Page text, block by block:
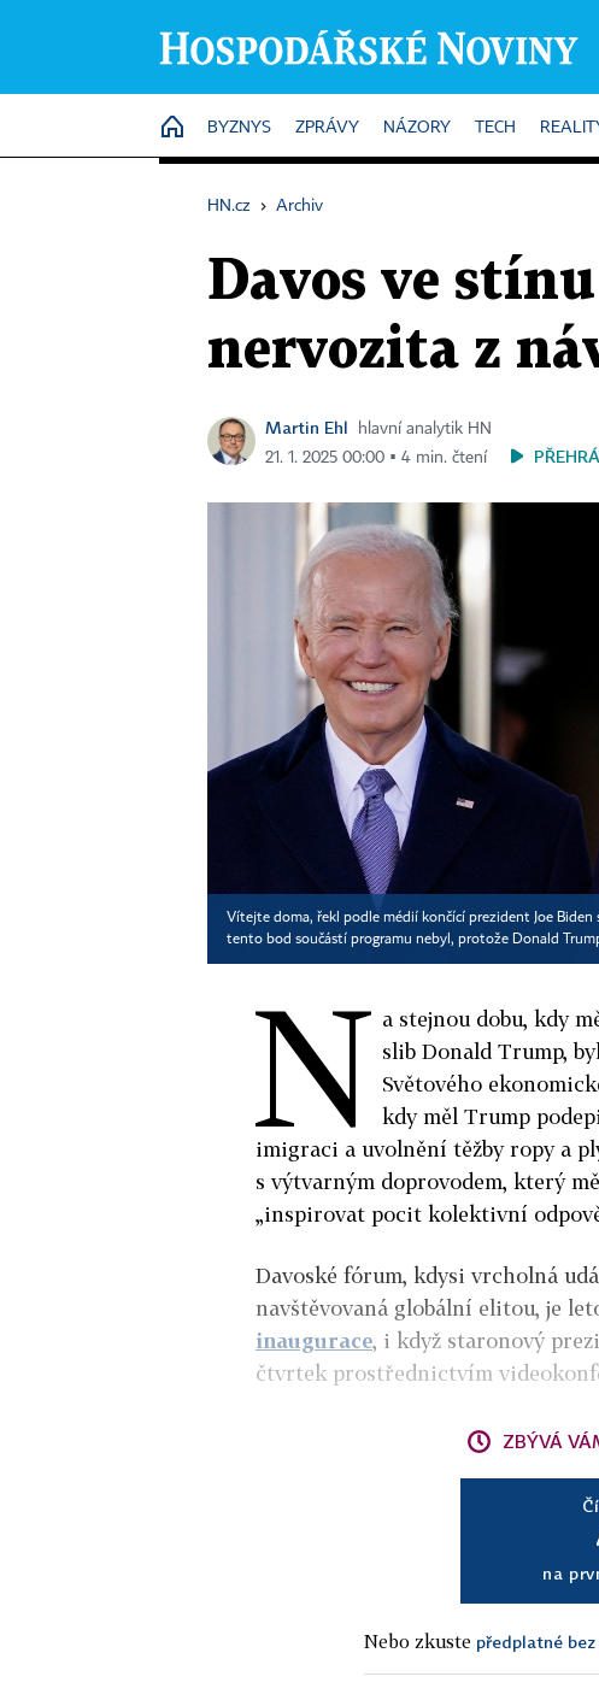
HOME
BYZNYS ZPRÁVY NÁZORY TECH
HN.cz › Archiv
Davos ve
nervozita z
Martin Ehl
hlavní analytik HN
21. 1. 2025 00:00 ▪ 4 min. čtení
Vítejte doma, řekl podle médií končící prezident Joe
tento bod součástí programu nebyl, protože Donald
N a stejnou dobu, kdy
slib Donald Trump,
Světového
kdy měl Trump
imigraci a uvolnění těžby ropy a
s výtvarným doprovodem, který
„inspirovat pocit kolektivní
Davoské fórum, kdysi vrcholná
navštěvovaná globální elitou, je
inaugurace, i když staronový
čtvrtek prostřednictvím
ZBÝVÁ
na
Nebo zkuste předplatné